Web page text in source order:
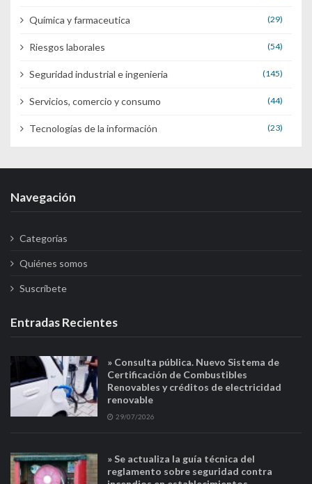
Química y farmaceutica (29)
Riesgos laborales (54)
Seguridad industrial e ingenieria (145)
Servicios, comercio y consumo (44)
Tecnologías de la información (23)
Navegación
Categorías
Quiénes somos
Suscríbete
Entradas Recientes
» Consulta pública. Nuevo Sistema de
Certificación de Combustibles
Renovables y créditos de electricidad
renovable
29/07/2026
» Se actualiza la guía técnica del
reglamento sobre seguridad contra